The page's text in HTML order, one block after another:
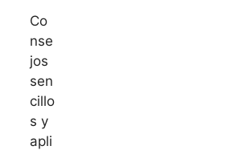
Co
nse
jos
sen
cillo
s y
apli